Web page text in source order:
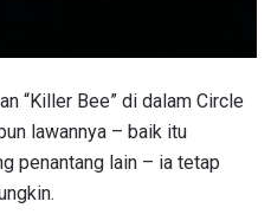
“Killer Bee” di dalam Circle
lawannya – baik itu
penantang lain – ia tetap
TERBAIK